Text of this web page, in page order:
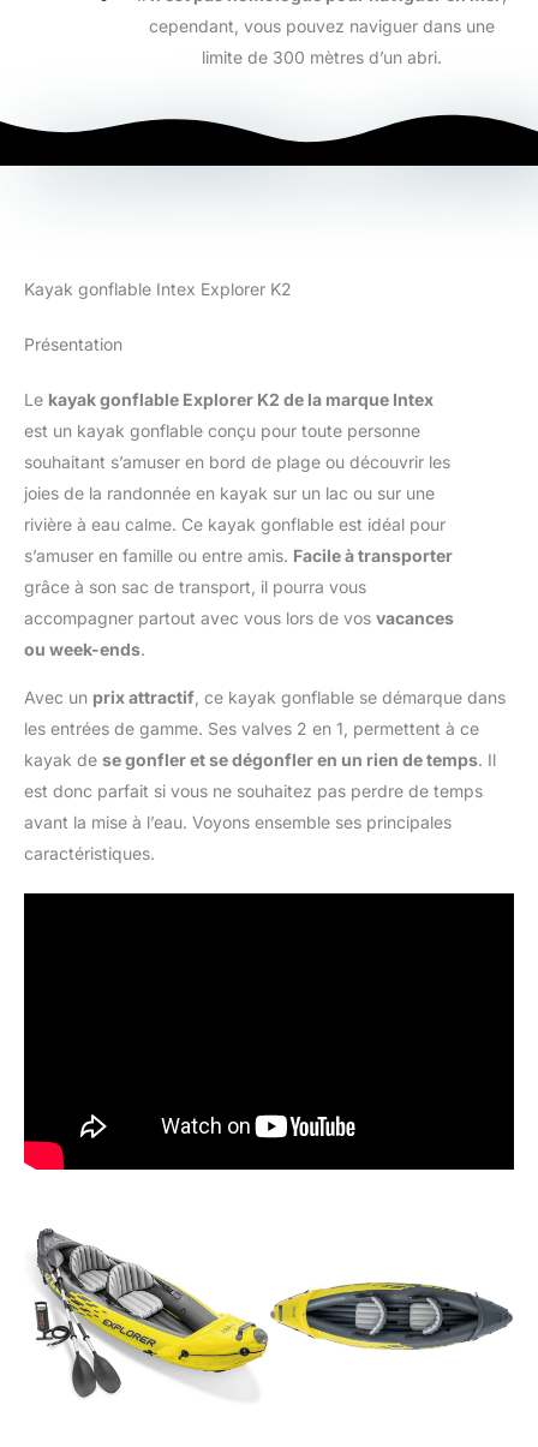
cependant, vous pouvez naviguer dans une
limite de 300 mètres d’un abri.
Kayak gonflable Intex Explorer K2
Présentation
Le kayak gonflable Explorer K2 de la marque Intex
est un kayak gonflable conçu pour toute personne
souhaitant s’amuser en bord de plage ou découvrir les
joies de la randonnée en kayak sur un lac ou sur une
rivière à eau calme. Ce kayak gonflable est idéal pour
s’amuser en famille ou entre amis. Facile à transporter
grâce à son sac de transport, il pourra vous
accompagner partout avec vous lors de vos vacances
ou week-ends.
Avec un prix attractif , ce kayak gonflable se démarque dans
les entrées de gamme. Ses valves 2 en 1, permettent à ce
kayak de se gonfler et se dégonfler en un rien de temps. Il
est donc parfait si vous ne souhaitez pas perdre de temps
avant la mise à l’eau. Voyons ensemble ses principales
caractéristiques.